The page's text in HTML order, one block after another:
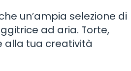
un’ampia selezione di
ad aria. Torte,
alla tua creatività